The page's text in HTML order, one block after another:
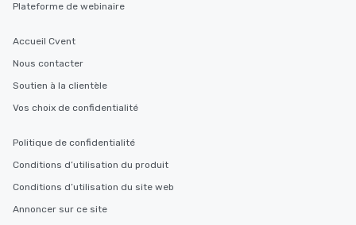
Plateforme de webinaire
Accueil Cvent
Nous contacter
Soutien à la clientèle
Vos choix de confidentialité
Politique de confidentialité
Conditions d’utilisation du produit
Conditions d’utilisation du site web
Annoncer sur ce site